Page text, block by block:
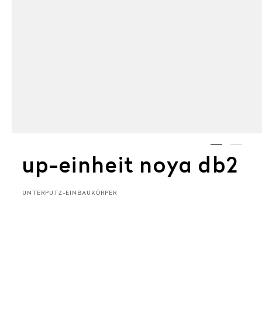
up-einheit noya db2
UNTERPUTZ-EINBAUKÖRPER